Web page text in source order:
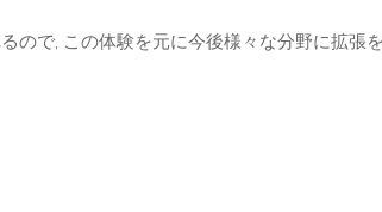
ので, この体験を元に今後様々な分野に拡張